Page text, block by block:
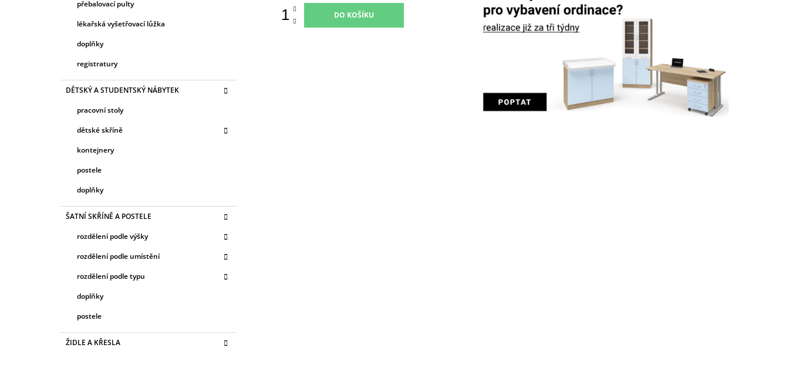
přebalovací pulty
lékařská vyšetřovací lůžka
doplňky
registratury
DĚTSKÝ A STUDENTSKÝ NÁBYTEK
pracovní stoly
dětské skříně
kontejnery
postele
doplňky
ŠATNÍ SKŘÍNĚ A POSTELE
rozdělení podle výšky
rozdělení podle umístění
rozdělení podle typu
doplňky
postele
ŽIDLE A KŘESLA
DO KOŠÍKU